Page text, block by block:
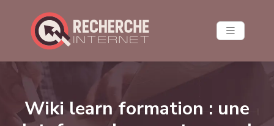
Wiki learn formation : une